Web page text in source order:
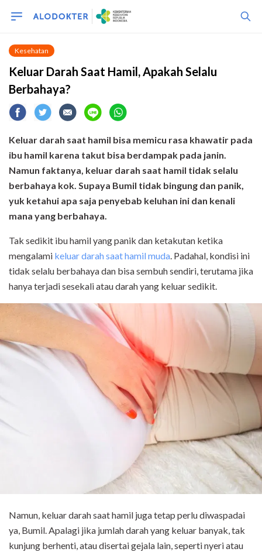
Kesehatan
Keluar Darah Saat Hamil, Apakah Selalu
Berbahaya?
Keluar darah saat hamil bisa memicu rasa khawatir pada
ibu hamil karena takut bisa berdampak pada janin.
Namun faktanya, keluar darah saat hamil tidak selalu
berbahaya kok. Supaya Bumil tidak bingung dan panik,
yuk ketahui apa saja penyebab keluhan ini dan kenali
mana yang berbahaya.
Tak sedikit ibu hamil yang panik dan ketakutan ketika
mengalami keluar darah saat hamil muda. Padahal, kondisi ini
tidak selalu berbahaya dan bisa sembuh sendiri, terutama jika
hanya terjadi sesekali atau darah yang keluar sedikit.
Namun, keluar darah saat hamil juga tetap perlu diwaspadai
ya, Bumil. Apalagi jika jumlah darah yang keluar banyak, tak
kunjung berhenti, atau disertai gejala lain, seperti nyeri atau